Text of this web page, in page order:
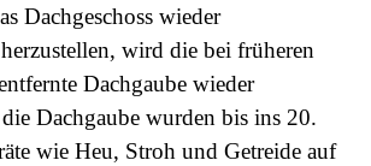
Dachgeschoss wieder
wird die bei früheren
Dachgaube wieder
Dachgaube wurden bis ins 20.
wie Heu, Stroh und Getreide auf